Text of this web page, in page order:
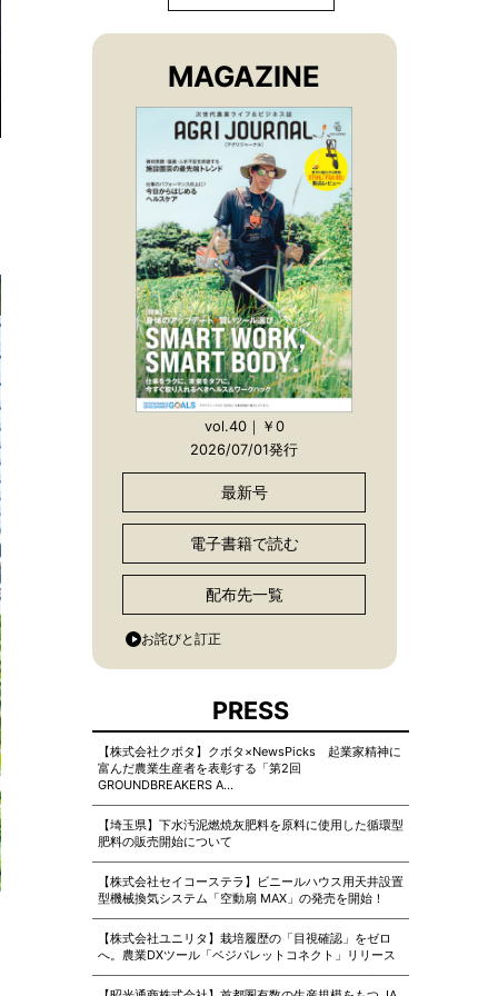
MAGAZINE
vol.40｜￥0
2026/07/01発行
最新号
電子書籍で読む
配布先一覧
お詫びと訂正
PRESS
【株式会社クボタ】クボタ×NewsPicks 起業家精神に
富んだ農業生産者を表彰する「第2回
GROUNDBREAKERS A…
【埼玉県】下水汚泥燃焼灰肥料を原料に使用した循環型
肥料の販売開始について
【株式会社セイコーステラ】ビニールハウス用天井設置
型機械換気システム「空動扇 MAX」の発売を開始！
【株式会社ユニリタ】栽培履歴の「目視確認」をゼロ
へ。農業DXツール「ベジパレットコネクト」リリース